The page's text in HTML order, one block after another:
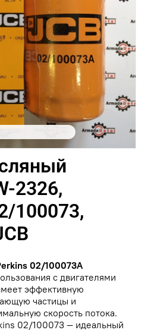
2326,
100073,
02/100073A
с двигателями
эффективную
частицы и
скорость потока.
02/100073 — идеальный